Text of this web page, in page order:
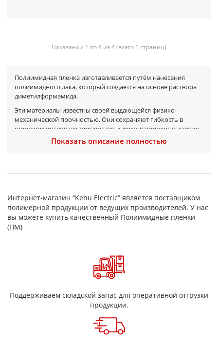
Показано с 1 по 4 из 4 (всего 1 страниц)
Полиимидная пленка изготавливается путём нанесения
полиимидного лака, который создаётся на основе раствора
диметилформамида.
Эти материалы известны своей выдающейся физико-
механической прочностью. Они сохраняют гибкость в
широком интервале температур и демонстрируют высокую
стойкость к усталостным нагрузкам и долговечность, а также
минимальную ползучесть.
растворителях и устойчива к воздействию масел, однако
разрушается при взаимодействии с концентрированными
кислотами и щелочами. Кроме того, она обладает высокой
радиационной стойкостью.
электроизоляционные характеристики в широком
температурном диапазоне от -200ºС до +400ºС.
Полиимидные пленки находят применение в таких областях,
авиационная промышленность,
и многих других секторах, в основном в качестве
Показать описание полностью
Интернет-магазин “Kehu Electric” является поставщиком
полимерной продукции от ведущих производителей. У нас
вы можете купить качественный Полиимидные пленки
(ПМ)
Поддерживаем складской запас для оперативной отгрузки
продукции.